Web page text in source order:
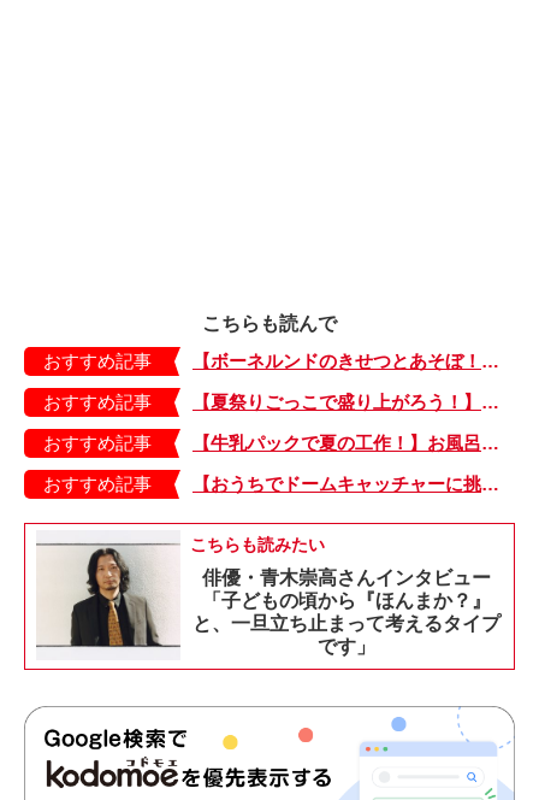
こちらも読んで
おすすめ記事
【ボーネルンドのきせつとあそぼ！】画用紙に、塗って、切って、貼って完成！ 夏を彩る元気なお花「カラフルサンフラワー」の作り方
おすすめ記事
【夏祭りごっこで盛り上がろう！】紙皿やストローでフォトプロップス風のおしゃれな「おめん」の作り方
おすすめ記事
【牛乳パックで夏の工作！】お風呂やおうちプールで水に浮かべてあそぼ！「牛乳パックのぷかぷかボート」
おすすめ記事
【おうちでドームキャッチャーに挑戦だ】アンパンマン わくわくドームキャッチャー
こちらも読みたい
俳優・青木崇高さんインタビュー
「子どもの頃から『ほんまか？』
と、一旦立ち止まって考えるタイプ
です」